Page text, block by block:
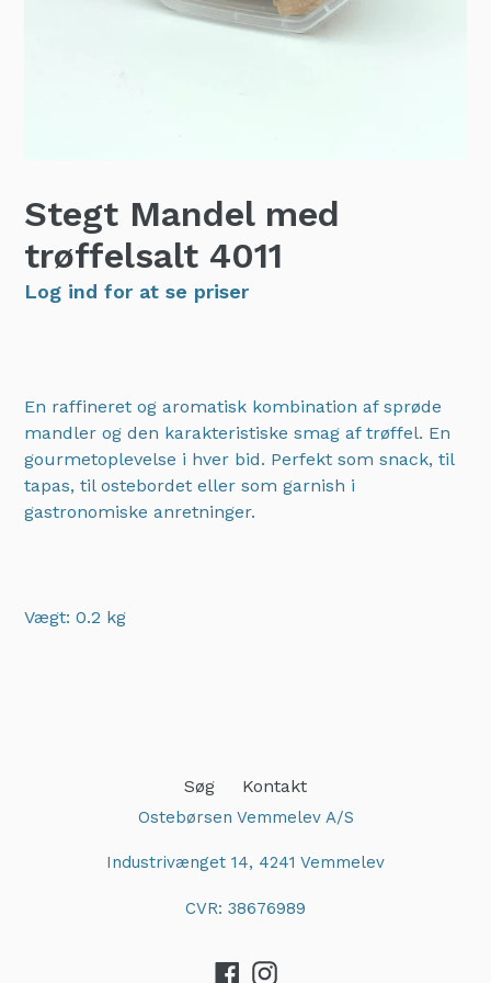
Stegt Mandel med
trøffelsalt 4011
Log ind for at se priser
En raffineret og aromatisk kombination af sprøde
mandler og den karakteristiske smag af trøffel. En
gourmetoplevelse i hver bid. Perfekt som snack, til
tapas, til ostebordet eller som garnish i
gastronomiske anretninger.
Vægt: 0.2 kg
Søg Kontakt
Ostebørsen Vemmelev A/S
Industrivænget 14, 4241 Vemmelev
CVR: 38676989
Facebook
Instagram